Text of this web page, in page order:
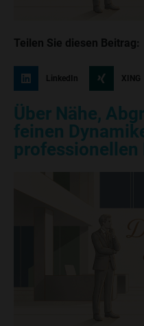
Teilen Sie diesen Beitrag:
LinkedIn XING
Über Nähe,
feinen
professionellen